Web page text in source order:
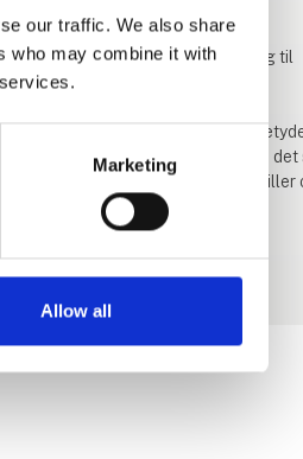
our traffic. We also share
who may combine it with
Marketing
Allow all
Vi specialisere os inden for Tracking til
sportsindustien, primært golf.
Vores mål er "Better Golf" om det
er en hcp. golfer der ønsker at have det
en aften, eller en Tour spiller der spiller
vinde millioner på en søndag.
Vi skal være den bedste løsning for alle..